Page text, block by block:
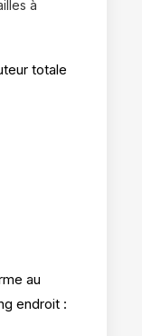
à
totale
au
endroit :